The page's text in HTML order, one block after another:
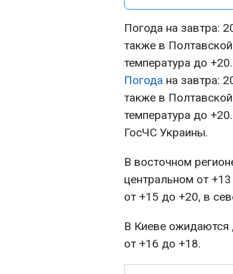
Погода на завтра:
также в
температура до +20.
Погода на завтра:
также в
температура до
ГосЧС Украины.
В восточном
центральном от
от +15 до +20, в
В Киеве ожидаются
от +16 до +18.